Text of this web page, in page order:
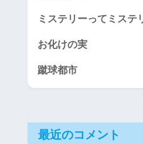
ミステリーってミステ
お化けの実
蹴球都市
最近のコメント